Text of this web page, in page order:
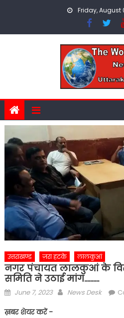
Friday, August
उत्तराखण्ड ज़रा हटके लालकुआं
नगर पंचायत लालकुआं के
समिति ने उठाई मांग……….
Posted
June 7, 2023 Author
News Desk
ख़बर शेयर करें -